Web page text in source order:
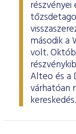
második a
volt.
Alteo és a
várhatóan
kereskedés.